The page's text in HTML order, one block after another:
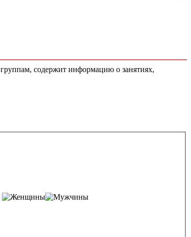
содержит информацию о занятиях,